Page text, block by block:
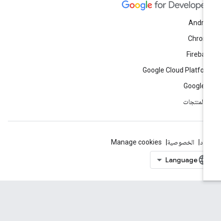
Google Cloud
Google
المنتجات
الخصوصية Manage cookies